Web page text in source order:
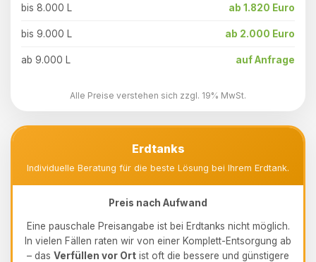
bis 8.000 L ab 1.820 Euro
bis 9.000 L ab 2.000 Euro
ab 9.000 L auf Anfrage
Alle Preise verstehen sich zzgl. 19% MwSt.
Erdtanks
Individuelle Beratung für die beste Lösung bei Ihrem Erdtank.
Preis nach Aufwand
Eine pauschale Preisangabe ist bei Erdtanks nicht möglich.
In vielen Fällen raten wir von einer Komplett-Entsorgung ab
– das Verfüllen vor Ort ist oft die bessere und günstigere